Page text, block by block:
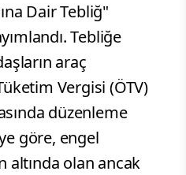
Dair Tebliğ"
Tebliğe
araç
Vergisi (ÖTV)
düzenleme
göre, engel
altında olan ancak